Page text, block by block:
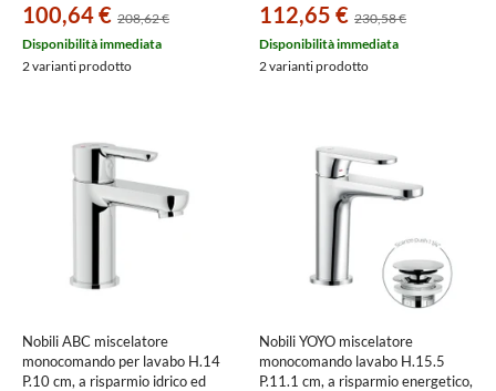
100,64 € 208,62 €
Disponibilità immediata
2 varianti prodotto
112,65 € 230,58 €
Disponibilità immediata
2 varianti prodotto
Nobili ABC miscelatore
monocomando per lavabo H.14
P.10 cm, a risparmio idrico ed
Nobili YOYO miscelatore
monocomando lavabo H.15.5
P.11.1 cm, a risparmio energetico,